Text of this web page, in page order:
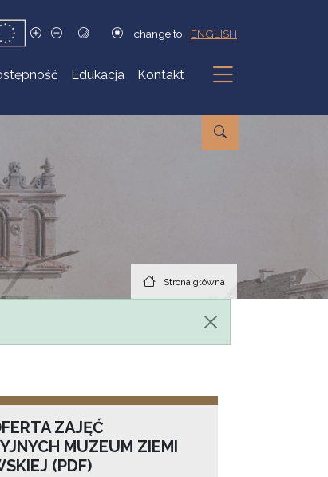
change to ENGLISH
Edukacja Kontakt
Podmenu
Strona główna
ZAJĘĆ
MUZEUM ZIEMI
(PDF)